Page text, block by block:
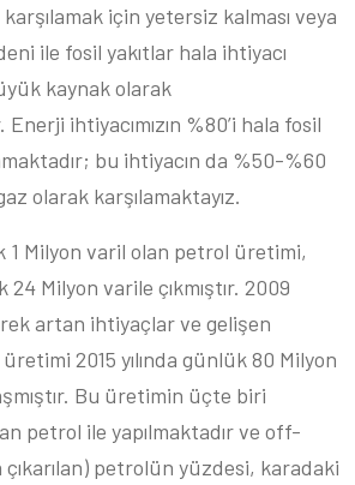
için yetersiz kalması veya
ile fosil yakıtlar hala ihtiyacı
kaynak olarak
ihtiyacımızın %80’i hala fosil
bu ihtiyacın da %50-%60
olarak karşılamaktayız.
1 Milyon varil olan petrol üretimi,
24 Milyon varile çıkmıştır. 2009
artan ihtiyaçlar ve gelişen
2015 yılında günlük 80 Milyon
Bu üretimin üçte biri
petrol ile yapılmaktadır ve off-
petrolün yüzdesi, karadaki